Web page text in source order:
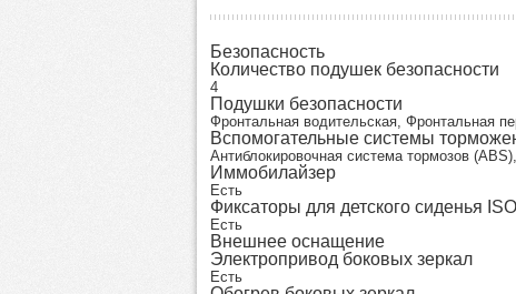
Безопасность
Количество подушек безопасности
4
Подушки безопасности
Фронтальная водительская, Фронтальная
Вспомогательные системы
Антиблокировочная система тормозов
Иммобилайзер
Есть
Фиксаторы для детского сиденья
Есть
Внешнее оснащение
Электропривод боковых зеркал
Есть